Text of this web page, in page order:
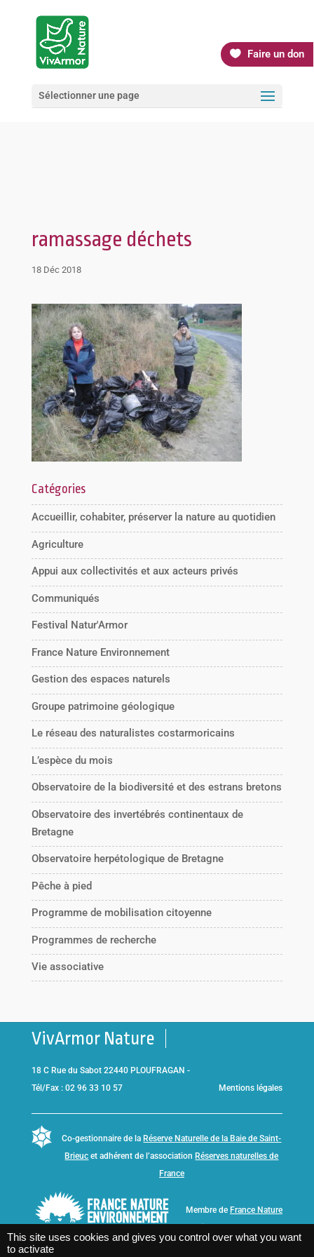
Faire un don
Sélectionner une page
ramassage déchets
18 Déc 2018
Catégories
Accueillir, cohabiter, préserver la nature au quotidien
Agriculture
Appui aux collectivités et aux acteurs privés
Communiqués
Festival Natur'Armor
France Nature Environnement
Gestion des espaces naturels
Groupe patrimoine géologique
Le réseau des naturalistes costarmoricains
L’espèce du mois
Observatoire de la biodiversité et des estrans bretons
Observatoire des invertébrés continentaux de
Bretagne
Observatoire herpétologique de Bretagne
Pêche à pied
Programme de mobilisation citoyenne
Programmes de recherche
Vie associative
VivArmor Nature
18 C Rue du Sabot 22440 PLOUFRAGAN -
Tél/Fax : 02 96 33 10 57
Mentions légales
Co-gestionnaire de la Réserve Naturelle de la Baie de Saint-
Brieuc et adhérent de l’association Réserves naturelles de
France
Membre de France Nature
This site uses cookies and gives you control over what you want
to activate